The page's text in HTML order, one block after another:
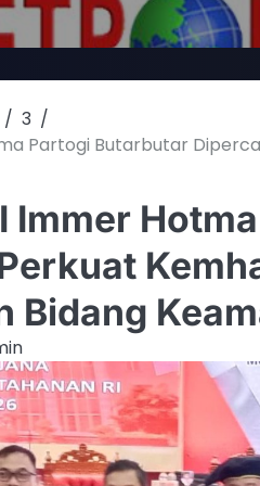
3
Partogi Butarbutar
Immer
Bidang